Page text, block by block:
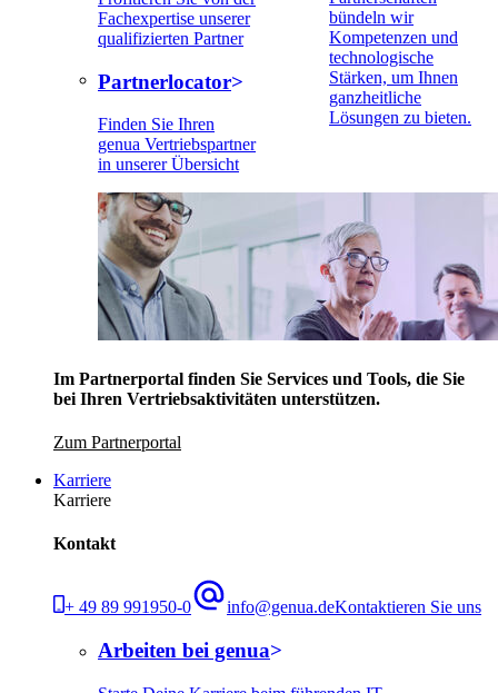
Fachexpertise unserer
qualifizierten Partner
Partnerlocator
Finden Sie Ihren
genua Vertriebspartner
in unserer Übersicht
bündeln wir
Kompetenzen und
technologische
Stärken, um Ihnen
ganzheitliche
Lösungen zu bieten.
Im Partnerportal finden Sie Services und Tools, die Sie
bei Ihren Vertriebsaktivitäten unterstützen.
Zum Partnerportal
Karriere
Karriere
Kontakt
+ 49 89 991950-0 info@genua.deKontaktieren Sie uns
Arbeiten bei genua